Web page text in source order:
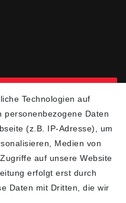
SCHNELLER UND
KOSTENLOSER
Technologien auf
personenbezogene Daten
(z.B. IP-Adresse), um
Medien von
auf unsere Website
erfolgt erst durch
Daten mit Dritten, die wir